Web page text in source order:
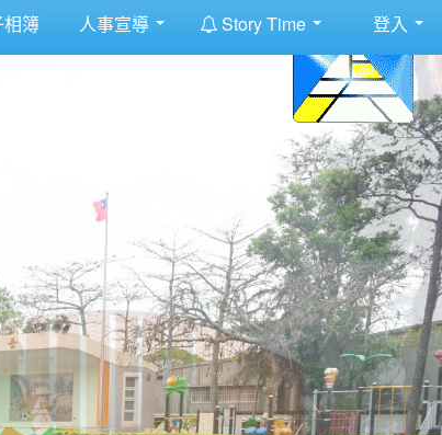
相簿 人事宣導 Story Time 登入